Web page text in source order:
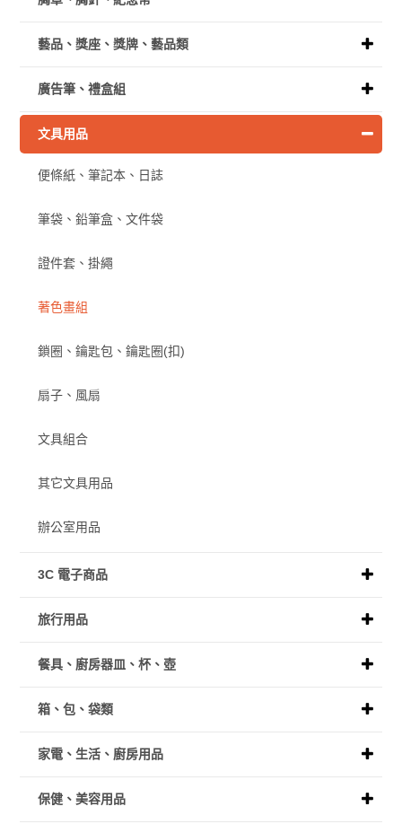
藝品、獎座、獎牌、藝品類
廣告筆、禮盒組
文具用品
便條紙、筆記本、日誌
筆袋、鉛筆盒、文件袋
證件套、掛繩
著色畫組
鎖圈、鑰匙包、鑰匙圈(扣)
扇子、風扇
文具組合
其它文具用品
辦公室用品
3C 電子商品
旅行用品
餐具、廚房器皿、杯、壺
箱、包、袋類
家電、生活、廚房用品
保健、美容用品